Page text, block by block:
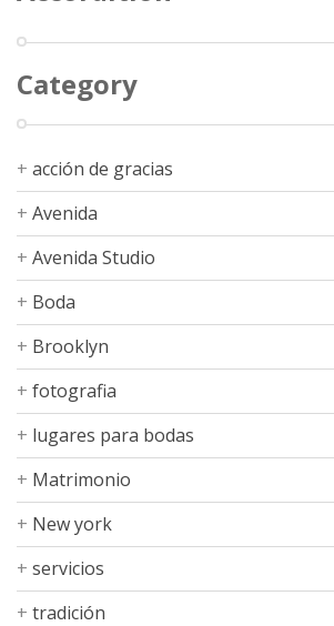
Category
acción de gracias
Avenida
Avenida Studio
Boda
Brooklyn
fotografia
lugares para bodas
Matrimonio
New york
servicios
tradición